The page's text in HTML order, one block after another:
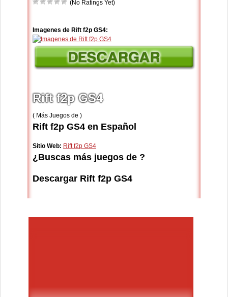
(No Ratings Yet)
Imagenes de Rift f2p GS4:
Rift f2p GS4
( Más Juegos de )
Rift f2p GS4 en Español
Sitio Web: Rift f2p GS4
¿Buscas más juegos de ?
Descargar Rift f2p GS4